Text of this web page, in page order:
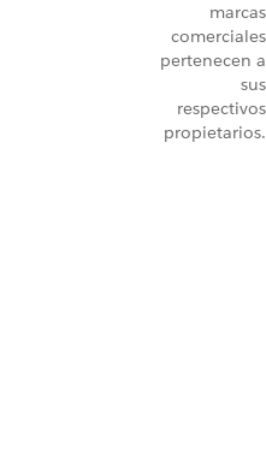
marcas
comerciales
pertenecen a
sus
respectivos
propietarios.